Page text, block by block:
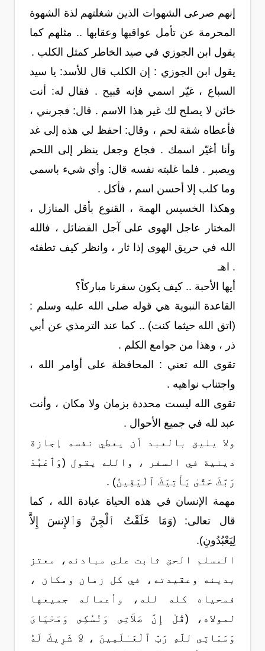
إنهم صرعى الشهوات الذين شغلتهم لذة الشهوة
المحرمة عن تأمل عواقبها وعقابها .. مثلهم كما
يقول ابن الجوزي في صيد الخاطر كمثل الكلب .
يقول ابن الجوزي : إن الكلب قال للأسد: يا سيد
السباع ، غيّر اسمي فإنه قبيح . فقال له: أنت
خائن لا يصلح لك غير هذا الاسم . قال: فجربني ،
فأعطاه شقة لحم ، وقال: احفظ لي هذه إلى غد
وأنا أغيّر اسمك . فجاع وجعل ينظر إلى اللحم
ويصبر . فلما غلبته نفسه قال: وأي شيء باسمي
وما كلب إلا أحسن اسم ، فأكل .
وهكذا الخسيس الهمة ، القنوع بأقل المنازل ،
المختار عاجل الهوى على آجل الفضائل ، فالله
الله في حريق الهوى إذا ثار ، وانظر كيف تطفئه
. اهـ
أيها الأحبة .. كيف يكون سفرنا مباركاً؟
القاعدة النبوية هي قوله صلى الله عليه وسلم :
(اتق الله حيثما كنت) .. كما عند الترمذي عن أبي
ذر ، وهذا من جوامع الكلم .
تقوى الله تعني : المحافظة على أوامر الله ،
واجتناب نواهيه .
تقوى الله ليست محددة بزمان ولا مكان ، وأنت
عبد لله في جميع الأحوال .
ولا يليق بالعبد أن يعطي نفسه إجازة
دينية في السفر ، والله يقول (وَٱعْبُدْ
رَبَّكَ حَتَّىٰ يَأْتِيَكَ ٱلْيَقِينُ) .
مهمة الإنسان في هذه الحياة عبادة الله ، كما
قال تعالى: (وَمَا خَلَقْتُ ٱلْجِنَّ وَٱلإِنسَ إِلاَّ
لِيَعْبُدُونِ).
المسلم الحق ثابت على مبادئه، معتز
بدينه وعقيدته، في كل زمان ومكان ،
فمحياه كله لله، وأعماله جميعها
لمولاه، (قُلْ إِنَّ صَلاَتِى وَنُسُكِى وَمَحْيَاىَ
وَمَمَاتِى للَّهِ رَبّ ٱلْعَـٰلَمِينَ ، لاَ شَرِيكَ لَهُ